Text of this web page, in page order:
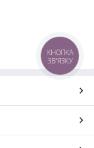
КНОПКА
ЗВ'ЯЗКУ